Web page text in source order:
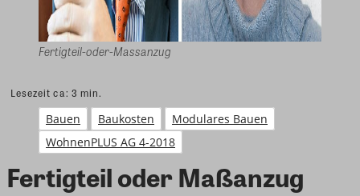
Fertigteil-oder-Massanzug
Lesezeit ca: 3 min.
Bauen Baukosten
Modulares Bauen
WohnenPLUS AG 4-2018
Fertigteil oder Maßanzug